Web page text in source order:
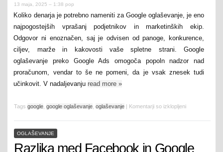
13 maja, 2025 – 1:38 pop
Koliko denarja je potrebno nameniti za Google oglaševanje, je eno
najpogostejših vprašanj podjetnikov in marketinških ekip.
Odgovor ni enoznačen, saj je odvisen od panoge, konkurence,
ciljev, marže in kakovosti vaše spletne strani. Google
oglaševanje preko Google Ads omogoča popoln nadzor nad
proračunom, vendar to še ne pomeni, da je vsak znesek tudi
učinkovit. V nadaljevanju read more»
Tags google google oglaševanje oglaševanje | Komentarji so izklopljeni
OGLAŠEVANJE
Razlika med Facebook in Google